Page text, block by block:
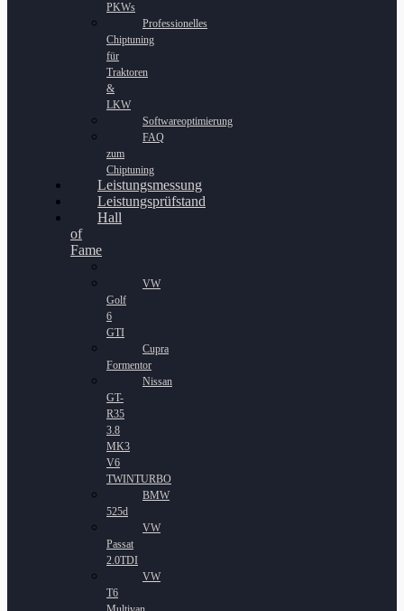
PKWs
Professionelles
Chiptuning
für
Traktoren
&
LKW
Softwareoptimierung
FAQ
zum
Chiptuning
Leistungsmessung
Leistungsprüfstand
Hall
of
Fame
VW
Golf
6
GTI
Cupra
Formentor
Nissan
GT-
R35
3.8
MK3
V6
TWINTURBO
BMW
525d
VW
Passat
2.0TDI
VW
T6